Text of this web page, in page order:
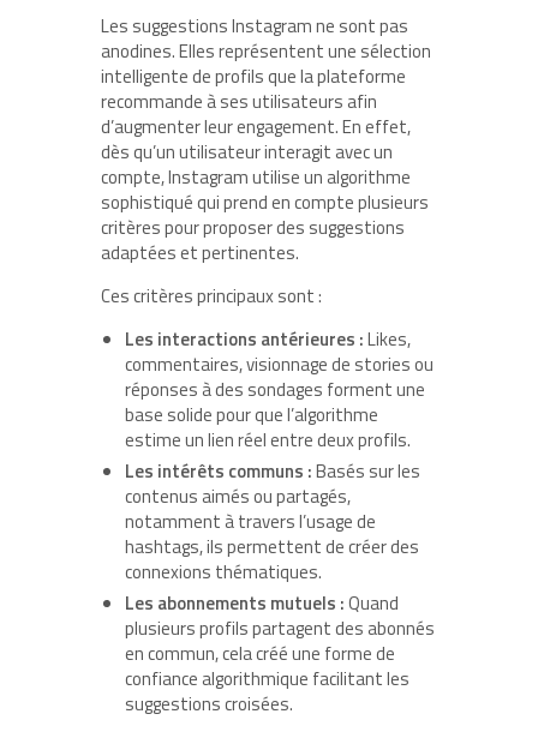
Les suggestions Instagram ne sont pas
anodines. Elles représentent une sélection
intelligente de profils que la plateforme
recommande à ses utilisateurs afin
d’augmenter leur engagement. En effet,
dès qu’un utilisateur interagit avec un
compte, Instagram utilise un algorithme
sophistiqué qui prend en compte plusieurs
critères pour proposer des suggestions
adaptées et pertinentes.
Ces critères principaux sont :
Les interactions antérieures :Likes,
commentaires, visionnage de stories ou
réponses à des sondages forment une
base solide pour que l’algorithme
estime un lien réel entre deux profils.
Les intérêts communs :Basés sur les
contenus aimés ou partagés,
notamment à travers l’usage de
hashtags, ils permettent de créer des
connexions thématiques.
Les abonnements mutuels :Quand
plusieurs profils partagent des abonnés
en commun, cela créé une forme de
confiance algorithmique facilitant les
suggestions croisées.